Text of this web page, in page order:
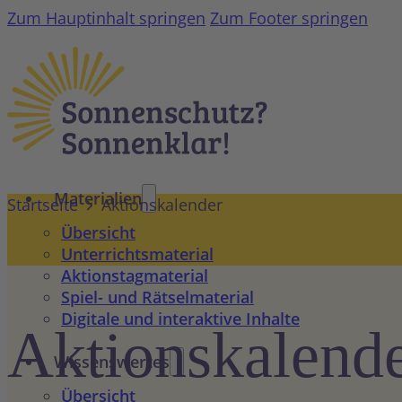
Zum Hauptinhalt springen Zum Footer springen
Materialien
Übersicht
Unterrichtsmaterial
Aktionstagmaterial
Spiel- und Rätselmaterial
Digitale und interaktive Inhalte
Wissenswertes
Übersicht
Startseite Aktionskalender